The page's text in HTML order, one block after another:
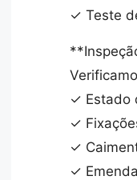
✓ Teste
✓ Estado
✓
✓
✓